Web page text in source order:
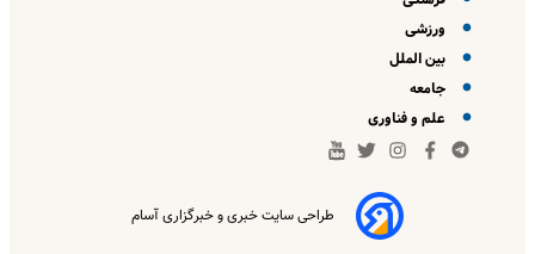
ورزشی
بین الملل
جامعه
علم و فناوری
طراحی سایت خبری و خبرگزاری آسام